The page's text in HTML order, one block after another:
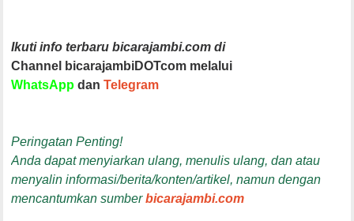
Ikuti info terbaru bicarajambi.com di
Channel bicarajambiDOTcom melalui
WhatsApp danTelegram
Peringatan Penting!
Anda dapat menyiarkan ulang, menulis ulang, dan atau
menyalin informasi/berita/konten/artikel, namun dengan
mencantumkan sumberbicarajambi.com